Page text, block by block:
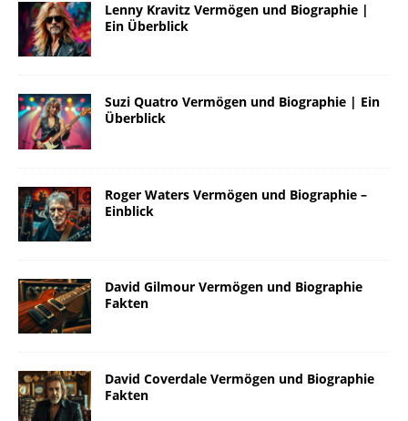
Lenny Kravitz Vermögen und Biographie |
Ein Überblick
Suzi Quatro Vermögen und Biographie | Ein
Überblick
Roger Waters Vermögen und Biographie –
Einblick
David Gilmour Vermögen und Biographie
Fakten
David Coverdale Vermögen und Biographie
Fakten